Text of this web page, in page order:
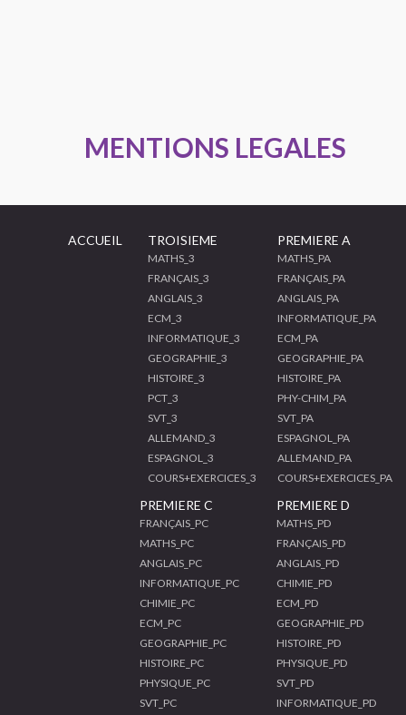
MENTIONS LEGALES
ACCUEIL TROISIEME
MATHS_3
FRANÇAIS_3
ANGLAIS_3
ECM_3
INFORMATIQUE_3
GEOGRAPHIE_3
HISTOIRE_3
PCT_3
SVT_3
ALLEMAND_3
ESPAGNOL_3
COURS+EXERCICES_3
PREMIERE A
MATHS_PA
FRANÇAIS_PA
ANGLAIS_PA
INFORMATIQUE_PA
ECM_PA
GEOGRAPHIE_PA
HISTOIRE_PA
PHY-CHIM_PA
SVT_PA
ESPAGNOL_PA
ALLEMAND_PA
COURS+EXERCICES_PA
PREMIERE C
FRANÇAIS_PC
MATHS_PC
ANGLAIS_PC
INFORMATIQUE_PC
CHIMIE_PC
ECM_PC
GEOGRAPHIE_PC
HISTOIRE_PC
PHYSIQUE_PC
SVT_PC
PREMIERE D
MATHS_PD
FRANÇAIS_PD
ANGLAIS_PD
CHIMIE_PD
ECM_PD
GEOGRAPHIE_PD
HISTOIRE_PD
PHYSIQUE_PD
SVT_PD
INFORMATIQUE_PD